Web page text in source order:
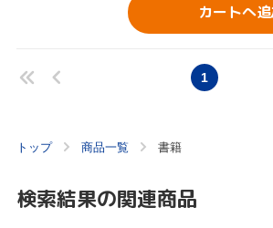
カートへ
1
トップ 商品一覧 書籍
検索結果の関連商品